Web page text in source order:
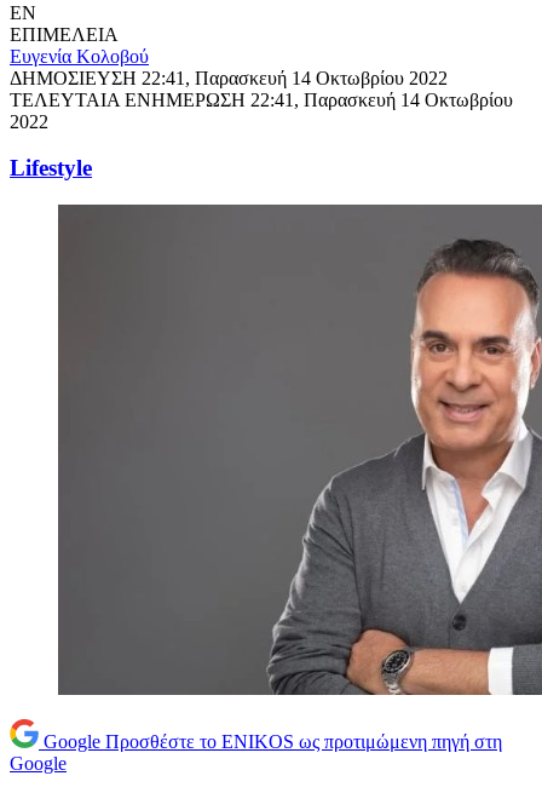
EN
ΕΠΙΜΕΛΕΙΑ
Ευγενία Κολοβού
ΔΗΜΟΣΙΕΥΣΗ 22:41, Παρασκευή 14 Οκτωβρίου 2022
ΤΕΛΕΥΤΑΙΑ ΕΝΗΜΕΡΩΣΗ 22:41, Παρασκευή 14 Οκτωβρίου
2022
Lifestyle
Google Προσθέστε το ENIKOS ως προτιμώμενη πηγή στη
Google